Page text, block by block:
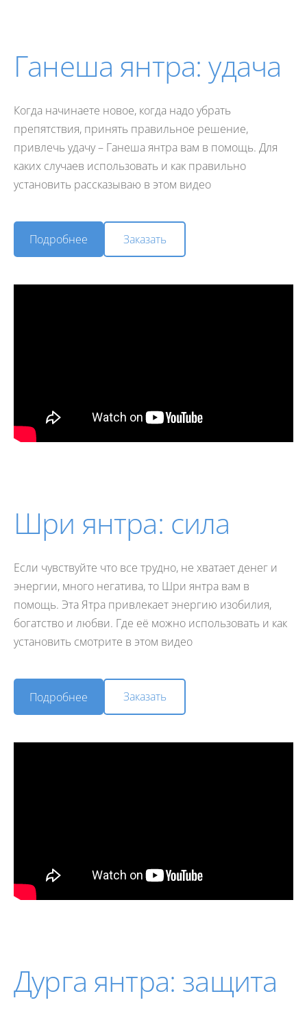
Ганеша янтра: удача
Когда начинаете новое, когда надо убрать
препятствия, принять правильное решение,
привлечь удачу – Ганеша янтра вам в помощь. Для
каких случаев использовать и как правильно
установить рассказываю в этом видео
​Подробнее​ ​Заказать​
Шри янтра: сила
Если чувствуйте что все трудно, не хватает денег и
энергии, много негатива, то Шри янтра вам в
помощь. Эта Ятра привлекает энергию изобилия,
богатство и любви. Где её можно использовать и как
установить смотрите в этом видео
​Подробнее​ ​Заказать​
Дурга янтра: защита